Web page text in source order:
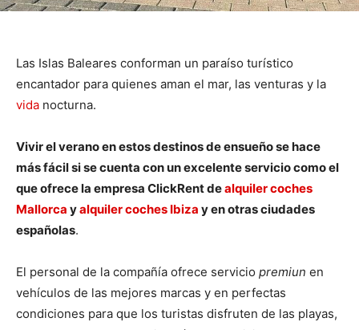
Las Islas Baleares conforman un paraíso turístico
encantador para quienes aman el mar, las venturas y la
vida nocturna.
Vivir el verano en estos destinos de ensueño se hace
más fácil si se cuenta con un excelente servicio como el
que ofrece la empresa ClickRent dealquiler coches
Mallorca yalquiler coches Ibiza y en otras ciudades
españolas.
El personal de la compañía ofrece servicio premiun en
vehículos de las mejores marcas y en perfectas
condiciones para que los turistas disfruten de las playas,